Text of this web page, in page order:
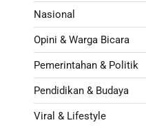
Nasional
Opini & Warga Bicara
Pemerintahan & Politik
Pendidikan & Budaya
Viral & Lifestyle